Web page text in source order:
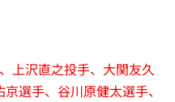
上沢直之投手、大関友久
選手、谷川原健太選手、